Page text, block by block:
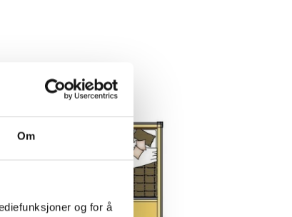
Om
og for å